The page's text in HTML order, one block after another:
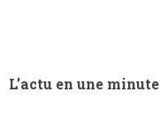
L’actu en une minute